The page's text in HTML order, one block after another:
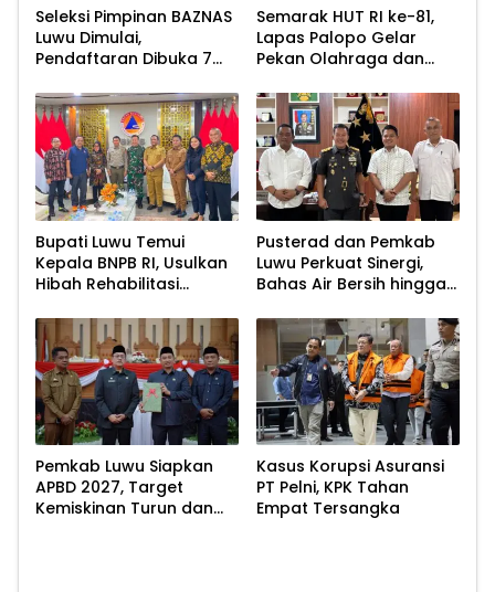
Seleksi Pimpinan BAZNAS
Luwu Dimulai,
Pendaftaran Dibuka 7
Semarak HUT RI ke-81,
Lapas Palopo Gelar
Pekan Olahraga dan
Bupati Luwu Temui
Kepala BNPB RI, Usulkan
Hibah Rehabilitasi
Pusterad dan Pemkab
Luwu Perkuat Sinergi,
Bahas Air Bersih hingga
Pascabencana
Pemkab Luwu Siapkan
APBD 2027, Target
Kemiskinan Turun dan
Kasus Korupsi Asuransi
PT Pelni, KPK Tahan
Empat Tersangka